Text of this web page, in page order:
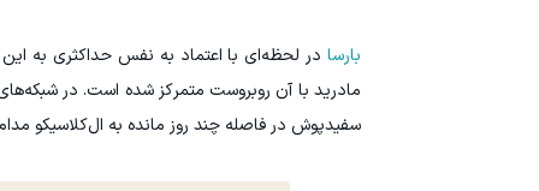
بارسا در لحظه‌ای با اعتماد به نفس حداکثری به
مادرید با آن روبروست متمرکز شده است. در
سفیدپوش در فاصله چند روز مانده به ال‌کلاسیکو